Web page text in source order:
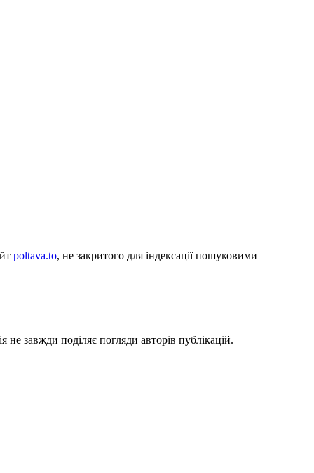
poltava.to, не закритого для індексації пошуковими
не завжди поділяє погляди авторів публікацій.